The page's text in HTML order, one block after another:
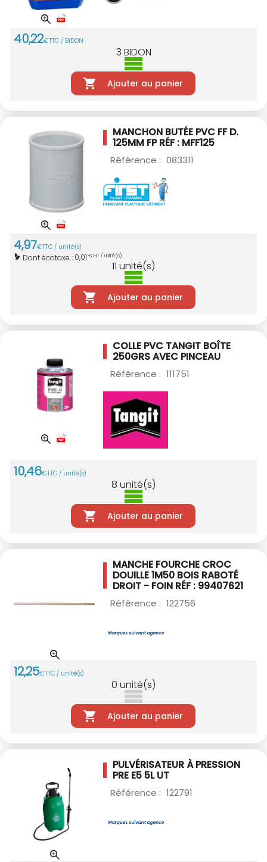
40,22€TTC / BIDON
3 BIDON
Ajouter au panier
MANCHON BUTÉE PVC FF D.
125MM FP RÉF : MFF125
Référence : 083311
4,97€TTC / unité(s)
Dont écotaxe : 0,01 € HT / unité(s)
11 unité(s)
Ajouter au panier
COLLE PVC TANGIT BOÎTE
250GRS AVEC PINCEAU
Référence : 111751
10,46€TTC / unité(s)
8 unité(s)
Ajouter au panier
MANCHE FOURCHE CROC
DOUILLE 1M50 BOIS RABOTÉ
DROIT - FOIN RÉF : 99407621
Référence : 122756
12,25€TTC / unité(s)
0 unité(s)
Ajouter au panier
PULVÉRISATEUR À PRESSION
PRE E5 5L UT
Référence : 122791